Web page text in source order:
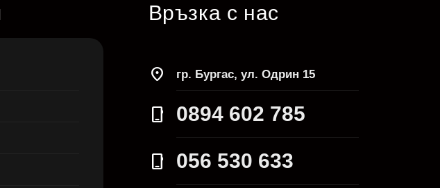
Връзка с нас
location_on гр. Бургас, ул. Одрин 15
phone_iphone 0894 602 785
phone_iphone 056 530 633